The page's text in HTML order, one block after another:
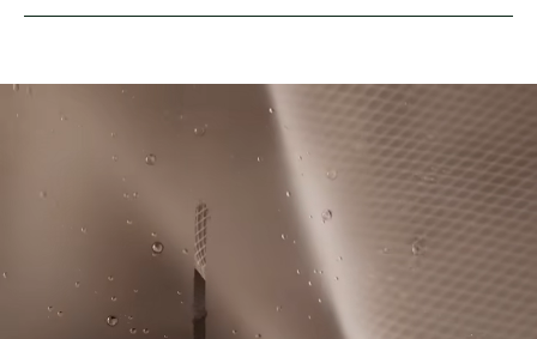
Protección UPF 50
Cocodrilo de silicona en el pecho
El modelo mide 1m87 y lleva una talla 4 - M
MUY DELICADA (Si hay tejido de lana, utiliza el
NO USAR LEJÍA
NO PLANCHAR
NO LIMPIAR EN SECO
NO APLICAR LIMPIEZA PROFESIONAL EN
HÚMEDO
producto a lo largo de su proceso de fabricación.
Transparencia en la cadena de valor, conocimiento de los
proveedores y del ecosistema. No se teje ni un solo hilo sin
la supervisión del Cocodrilo.
Descubre más aquí